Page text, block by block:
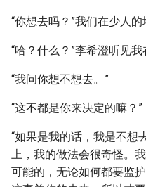
“你想去吗？”我们在少人的
“哈？什么？”李希澄听见我
“我问你想不想去。”
“这不都是你来决定的嘛？”
“如果是我的话，我是不想
上，我的做法会很奇怪。
可能的，无论如何都要监